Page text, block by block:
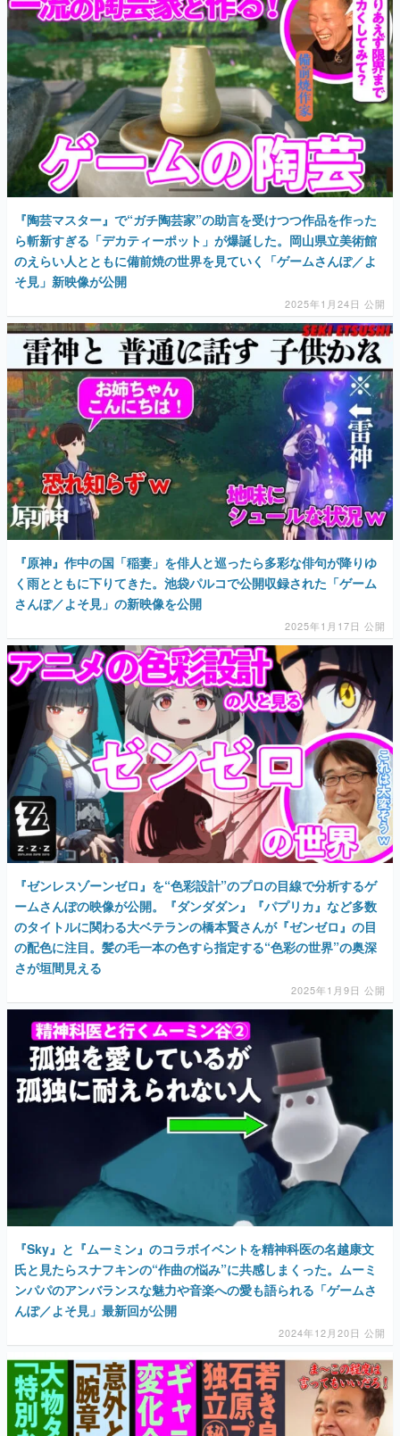
『陶芸マスター』で“ガチ陶芸家”の助言を受けつつ作品を作った
ら斬新すぎる「デカティーポット」が爆誕した。岡山県立美術館
のえらい人とともに備前焼の世界を見ていく「ゲームさんぽ／よ
そ見」新映像が公開
2025年1月24日 公開
『原神』作中の国「稲妻」を俳人と巡ったら多彩な俳句が降りゆ
く雨とともに下りてきた。池袋パルコで公開収録された「ゲーム
さんぽ／よそ見」の新映像を公開
2025年1月17日 公開
『ゼンレスゾーンゼロ』を“色彩設計”のプロの目線で分析するゲ
ームさんぽの映像が公開。『ダンダダン』『パプリカ』など多数
のタイトルに関わる大ベテランの橋本賢さんが『ゼンゼロ』の目
の配色に注目。髪の毛一本の色すら指定する“色彩の世界”の奥深
さが垣間見える
2025年1月9日 公開
『Sky』と『ムーミン』のコラボイベントを精神科医の名越康文
氏と見たらスナフキンの“作曲の悩み”に共感しまくった。ムーミ
ンパパのアンバランスな魅力や音楽への愛も語られる「ゲームさ
んぽ／よそ見」最新回が公開
2024年12月20日 公開